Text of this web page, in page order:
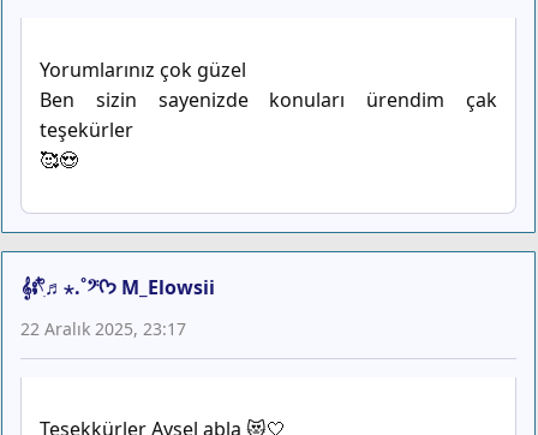
Yorumlarınız çok güzel
Ben sizin sayenizde konuları ürendim çak
teşekürler
🥰😍
𝄞⨾𓍢ִ໋♬⋆.˚𝄢ᡣ𐭩 M_Elowsii
22 Aralık 2025, 23:17
Teşekkürler Aysel abla 😻🤍